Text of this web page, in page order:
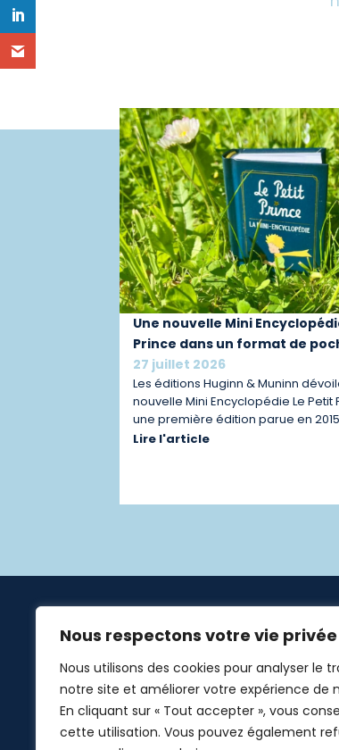
Nous respectons votre vie privée
Nous utilisons des cookies pour analyser le
notre site et améliorer votre expérience de
En cliquant sur « Tout accepter », vous
cette utilisation. Vous pouvez également
Une nouvelle Mini
Prince dans un format de
27 juillet 2026
Les éditions Huginn & Muninn
nouvelle Mini Encyclopédie Le Petit
une première édition parue en
Lire l'article